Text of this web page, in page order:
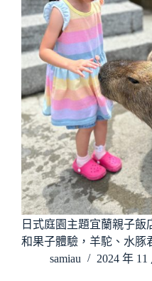
日式庭園主題宜蘭親子飯
和果子體驗，羊駝、水豚
samiau
2024 年 11